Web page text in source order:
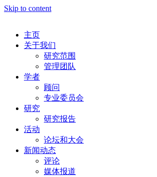
Skip to content
主页
关于我们
研究范围
管理团队
学者
顾问
专业委员会
研究
研究报告
活动
论坛和大会
新闻动态
评论
媒体报道